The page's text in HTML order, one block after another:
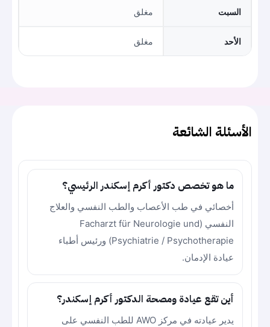
السبت مغلق
الأحد مغلق
الأسئلة الشائعة
ما هو تخصص دكتور أكرم إسكندر الرئيسي؟
أخصائي في طب الأعصاب والطب النفسي والعلاج
النفسي (Facharzt für Neurologie und
Psychiatrie / Psychotherapie) ورئيس أطباء
عيادة الإدمان.
أين تقع عيادة ومصحة الدكتور أكرم إسكندر؟
يدير عيادته في مركز AWO للطب النفسي على